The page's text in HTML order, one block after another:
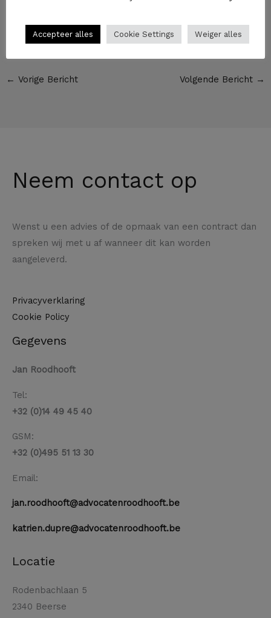
opgesteld.
← Vorige Bericht Volgende Bericht →
Neem contact op
Wenst u een advies of de opmaak van een contract dan
spreken wij met u af wanneer dit kan worden
aangeleverd.
Privacyverklaring
Cookie Policy
Gegevens
Jan Roodhooft
Tel:
+32 (0)14 49 45 40
GSM:
+32 (0)495 51 13 30
Email:
jan.roodhooft@advocatenroodhooft.be
katrien.dupre@advocatenroodhooft.be
Locatie
Rodenbachlaan 5
2340 Beerse
Accepteer alles Cookie Settings Weiger alles